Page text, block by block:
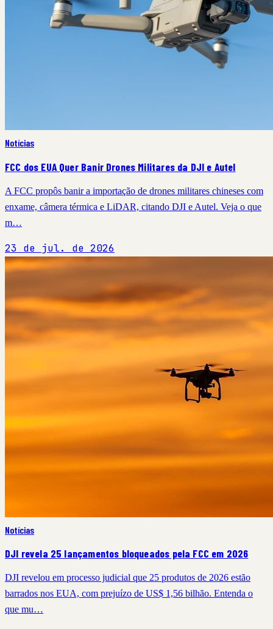
Notícias
FCC dos EUA Quer Banir Drones Militares da DJI e Autel
A FCC propôs banir a importação de drones militares chineses com
enxame, câmera térmica e LiDAR, citando DJI e Autel. Veja o que
m…
23 de jul. de 2026
Notícias
DJI revela 25 lançamentos bloqueados pela FCC em 2026
DJI revelou em processo judicial que 25 produtos de 2026 estão
barrados nos EUA, com prejuízo de US$ 1,56 bilhão. Entenda o
que mu…